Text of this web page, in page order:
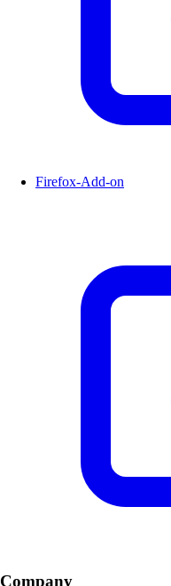
Firefox-Add-on
Company